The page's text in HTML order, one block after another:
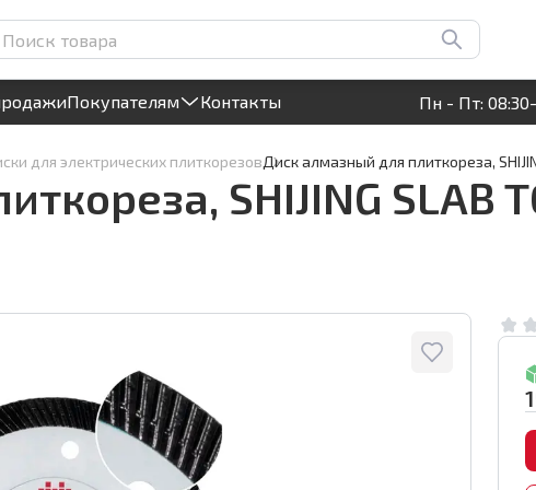
Круглосуточный! Прием заявок на сайте
Покупателям Контакты Пн - Пт:
105х1,1х20мм, арт.1443
для электрических плиткорезовДиск алмазный для плиткореза,
SHIJING SLAB